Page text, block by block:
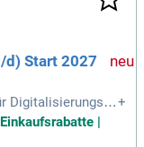
Start 2027
Digitalisierungsm
zwischen IT un
analysie
+
|